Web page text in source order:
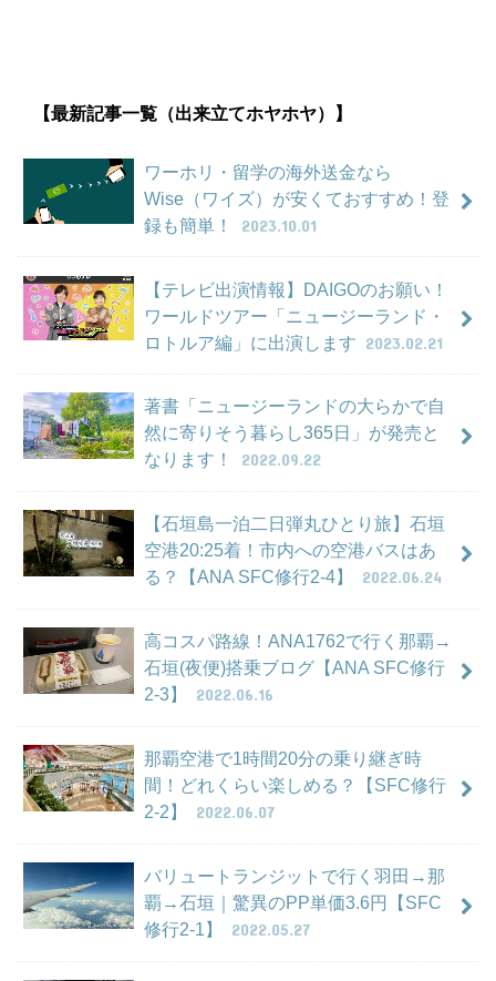
【最新記事一覧（出来立てホヤホヤ）】
ワーホリ・留学の海外送金なら
Wise（ワイズ）が安くておすすめ！登
録も簡単！
2023.10.01
【テレビ出演情報】DAIGOのお願い！
ワールドツアー「ニュージーランド・
ロトルア編」に出演します 2023.02.21
著書「ニュージーランドの大らかで自
然に寄りそう暮らし365日」が発売と
なります！
2022.09.22
【石垣島一泊二日弾丸ひとり旅】石垣
空港20:25着！市内への空港バスはあ
る？【ANA SFC修行2-4】
2022.06.24
高コスパ路線！ANA1762で行く那覇→
石垣(夜便)搭乗ブログ【ANA SFC修行
2-3】
2022.06.16
那覇空港で1時間20分の乗り継ぎ時
間！どれくらい楽しめる？【SFC修行
2-2】
2022.06.07
バリュートランジットで行く羽田→那
覇→石垣｜驚異のPP単価3.6円【SFC
修行2-1】
2022.05.27